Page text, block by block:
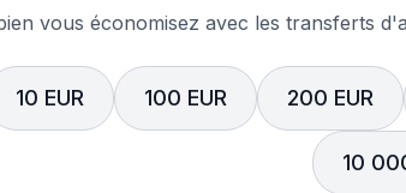
vous économisez avec les transferts
10 EUR 100 EUR 200 EUR
10